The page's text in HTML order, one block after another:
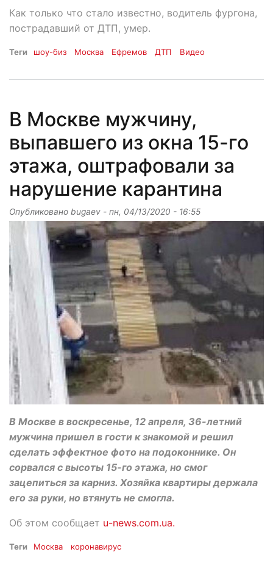
Как только что стало известно, водитель фургона,
пострадавший от ДТП, умер.
Теги шоу-биз Москва Ефремов ДТП Видео
В Москве мужчину,
выпавшего из окна 15-го
этажа, оштрафовали за
нарушение карантина
Опубликовано bugaev - пн, 04/13/2020 - 16:55
В Москве в воскресенье, 12 апреля, 36-летний
мужчина пришел в гости к знакомой и решил
сделать эффектное фото на подоконнике. Он
сорвался с высоты 15-го этажа, но смог
зацепиться за карниз. Хозяйка квартиры держала
его за руки, но втянуть не смогла.
Об этом сообщает u-news.com.ua.
Теги Москва коронавирус